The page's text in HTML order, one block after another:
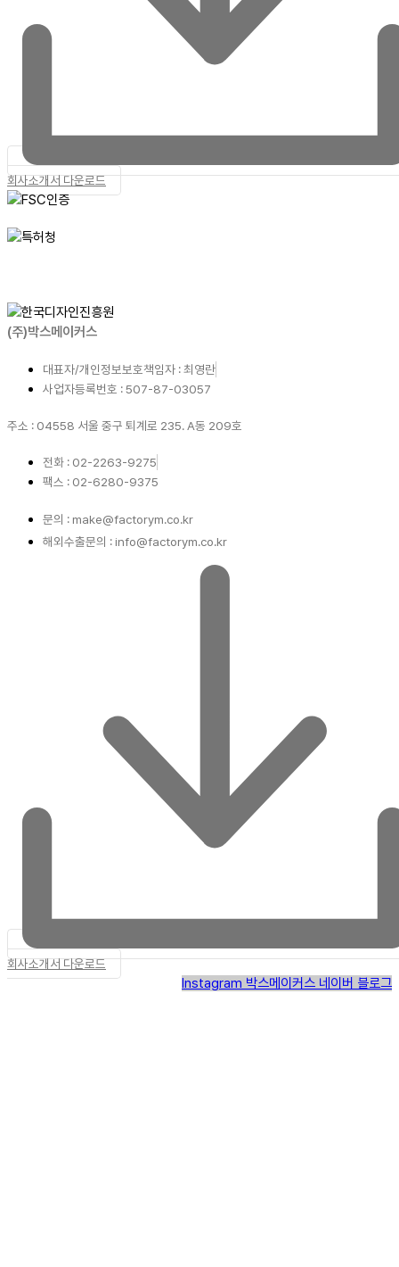
회사소개서 다운로드
(주)박스메이커스
대표자/개인정보보호책임자 : 최영란
사업자등록번호 : 507-87-03057
주소 : 04558 서울 중구 퇴계로 235. A동 209호
전화 : 02-2263-9275
팩스 : 02-6280-9375
문의 : make@factorym.co.kr
해외수출문의 : info@factorym.co.kr
회사소개서 다운로드
Instagram 박스메이커스 네이버 블로그